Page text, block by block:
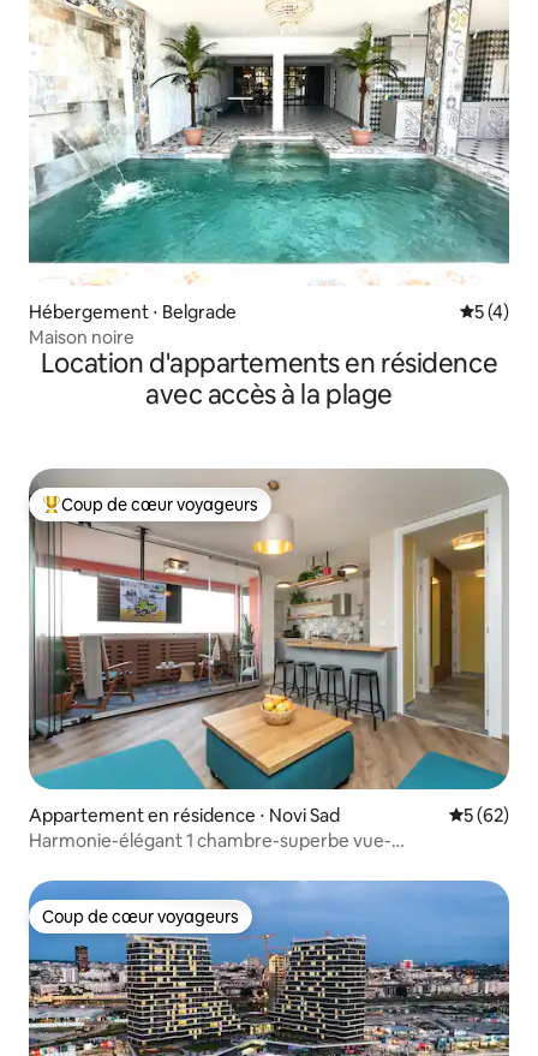
Hébergement ⋅ Belgrade
5 (4)
Maison noire
Location d'appartements en résidence
avec accès à la plage
Coups de cœur voyageurs les plus appréciés
Coup de cœur voyageurs
Appartement en résidence ⋅ Novi Sad
5 (62)
Harmonie-élégant 1 chambre-superbe vue-
Coup de cœur voyageurs
Coup de cœur voyageurs